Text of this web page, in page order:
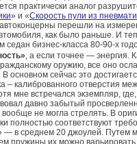
практически аналог
» и «Скорость пули из
перешли на
как было раньше. И
седан бизнес-класса 80-90-х
, а если точнее — энергия.
оружию, все оно
основном сейчас это
– калиброванного отверстия
мне встречался экземпляр,
давно забытый
вообще не могла стрелять. В
полностью соответствуют
— в среднем 20 джоулей. Путем
пружины их можно